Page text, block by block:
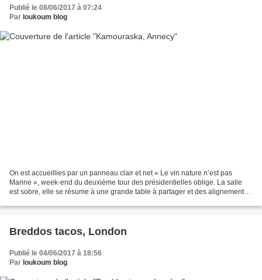
Publié le 08/06/2017 à 07:24
Par loukoum blog
On est accueillies par un panneau clair et net « Le vin nature n’est pas
Marine », week-end du deuxième tour des présidentielles oblige. La salle
est sobre, elle se résume à une grande table à partager et des alignements
Breddos tacos, London
Publié le 04/06/2017 à 18:56
Par loukoum blog